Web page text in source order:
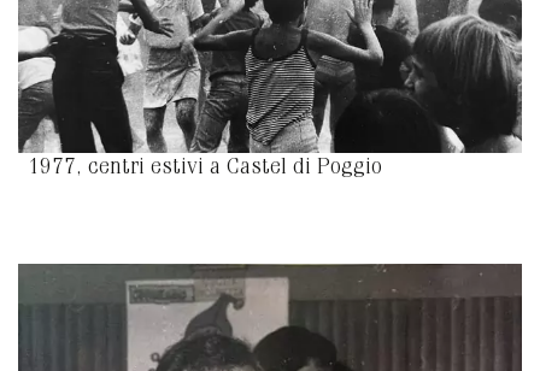
1977, centri estivi a Castel di Poggio